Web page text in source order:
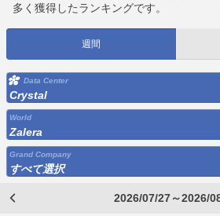
多く獲得したランキングです。
週間
Data Center
Crystal
World
Zalera
Grand Company
すべて選択
2026/07/27～2026/